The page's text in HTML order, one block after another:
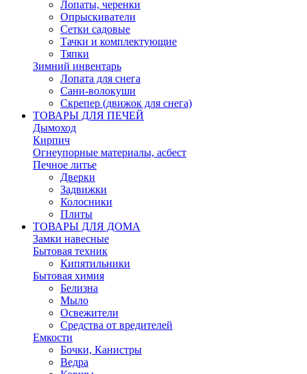
Лопаты, черенки
Опрыскиватели
Сетки садовые
Тачки и комплектующие
Тяпки
Зимний инвентарь
Лопата для снега
Сани-волокуши
Скрепер (движок для снега)
ТОВАРЫ ДЛЯ ПЕЧЕЙ
Дымоход
Кирпич
Огнеупорные материалы, асбест
Печное литье
Дверки
Задвижки
Колосники
Плиты
ТОВАРЫ ДЛЯ ДОМА
Замки навесные
Бытовая техник
Кипятильники
Бытовая химия
Белизна
Мыло
Освежители
Средства от вредителей
Емкости
Бочки, Канистры
Ведра